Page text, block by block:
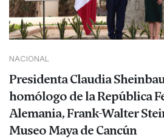
NACIONAL
Presidenta Claudia
homólogo de la República
Alemania, Frank-Walter
Museo Maya de Cancún